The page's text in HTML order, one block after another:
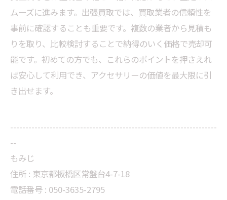
ムーズに進みます。出張買取では、買取業者の信頼性を
事前に確認することも重要です。複数の業者から見積も
りを取り、比較検討することで納得のいく価格で売却可
能です。初めての方でも、これらのポイントを押さえれ
ば安心して利用でき、アクセサリーの価値を最大限に引
き出せます。
--------------------------------------------------------------------
--
もみじ
住所 : 東京都板橋区常盤台4-7-18
電話番号 : 050-3635-2795